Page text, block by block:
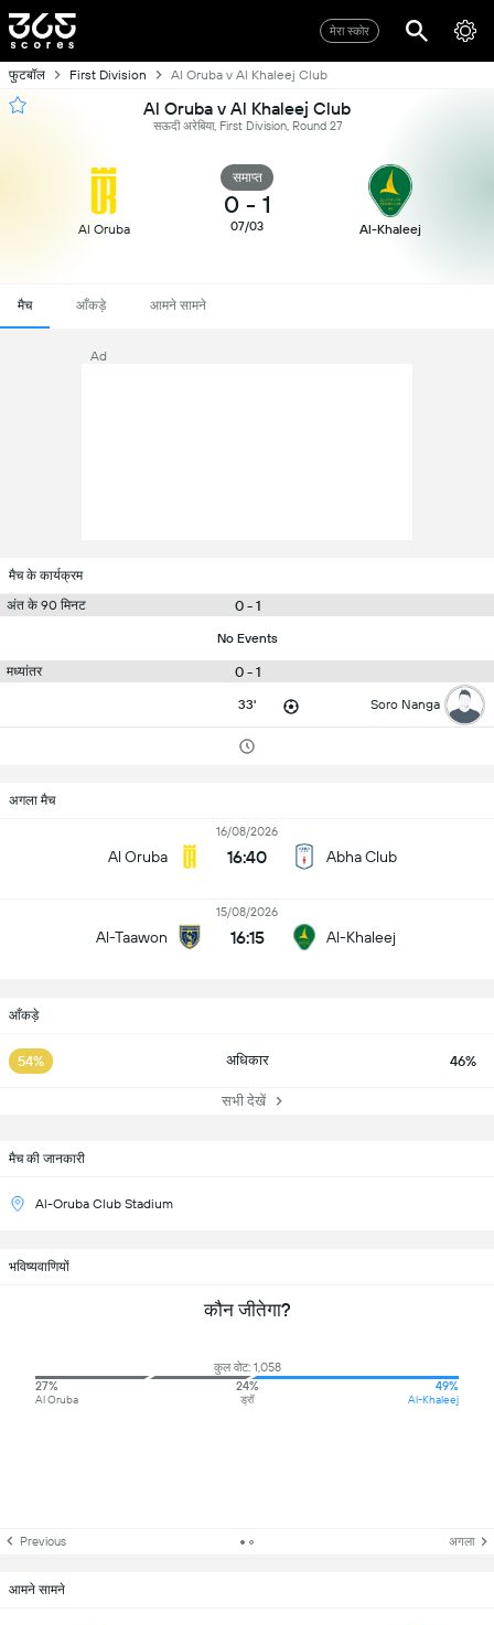
मेरा स्कोर
फुटबॉल First Division Al Oruba v Al Khaleej Club
Al Oruba v Al Khaleej Club
सऊदी अरेबिया, First Division, Round 27
Al Oruba
समाप्त
0 - 1
07/03 Al-Khaleej
मैच आँकड़े आमने सामने
Ad
मैच के कार्यक्रम
अंत के 90 मिनट
0 - 1
No Events
मध्यांतर 0 - 1
33' Soro Nanga
अगला मैच
Al Oruba
16/08/2026
16:40 Abha Club
Al-Taawon
15/08/2026
16:15 Al-Khaleej
आँकड़े
54% अधिकार 46%
सभी देखें
मैच की जानकारी
Al-Oruba Club Stadium
भविष्यवाणियों
कौन जीतेगा?
कुल वोट: 1,058
27%
Al Oruba
24%
ड्रॉ
49%
Al-Khaleej
Previous अगला
आमने सामने